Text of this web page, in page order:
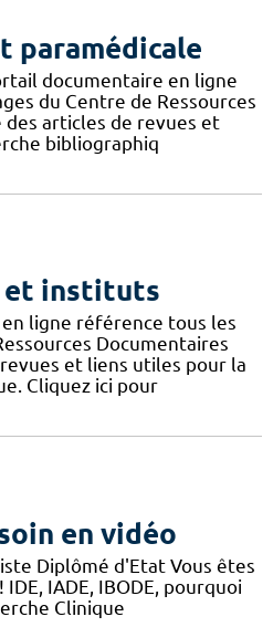
paramédicale
documentaire en ligne
du Centre de Ressources
des articles de revues et
bibliographiq
et instituts
ligne référence tous les
Documentaires
et liens utiles pour la
Cliquez ici pour
en vidéo
Diplômé d'Etat Vous êtes
IDE, IADE, IBODE, pourquoi
Clinique